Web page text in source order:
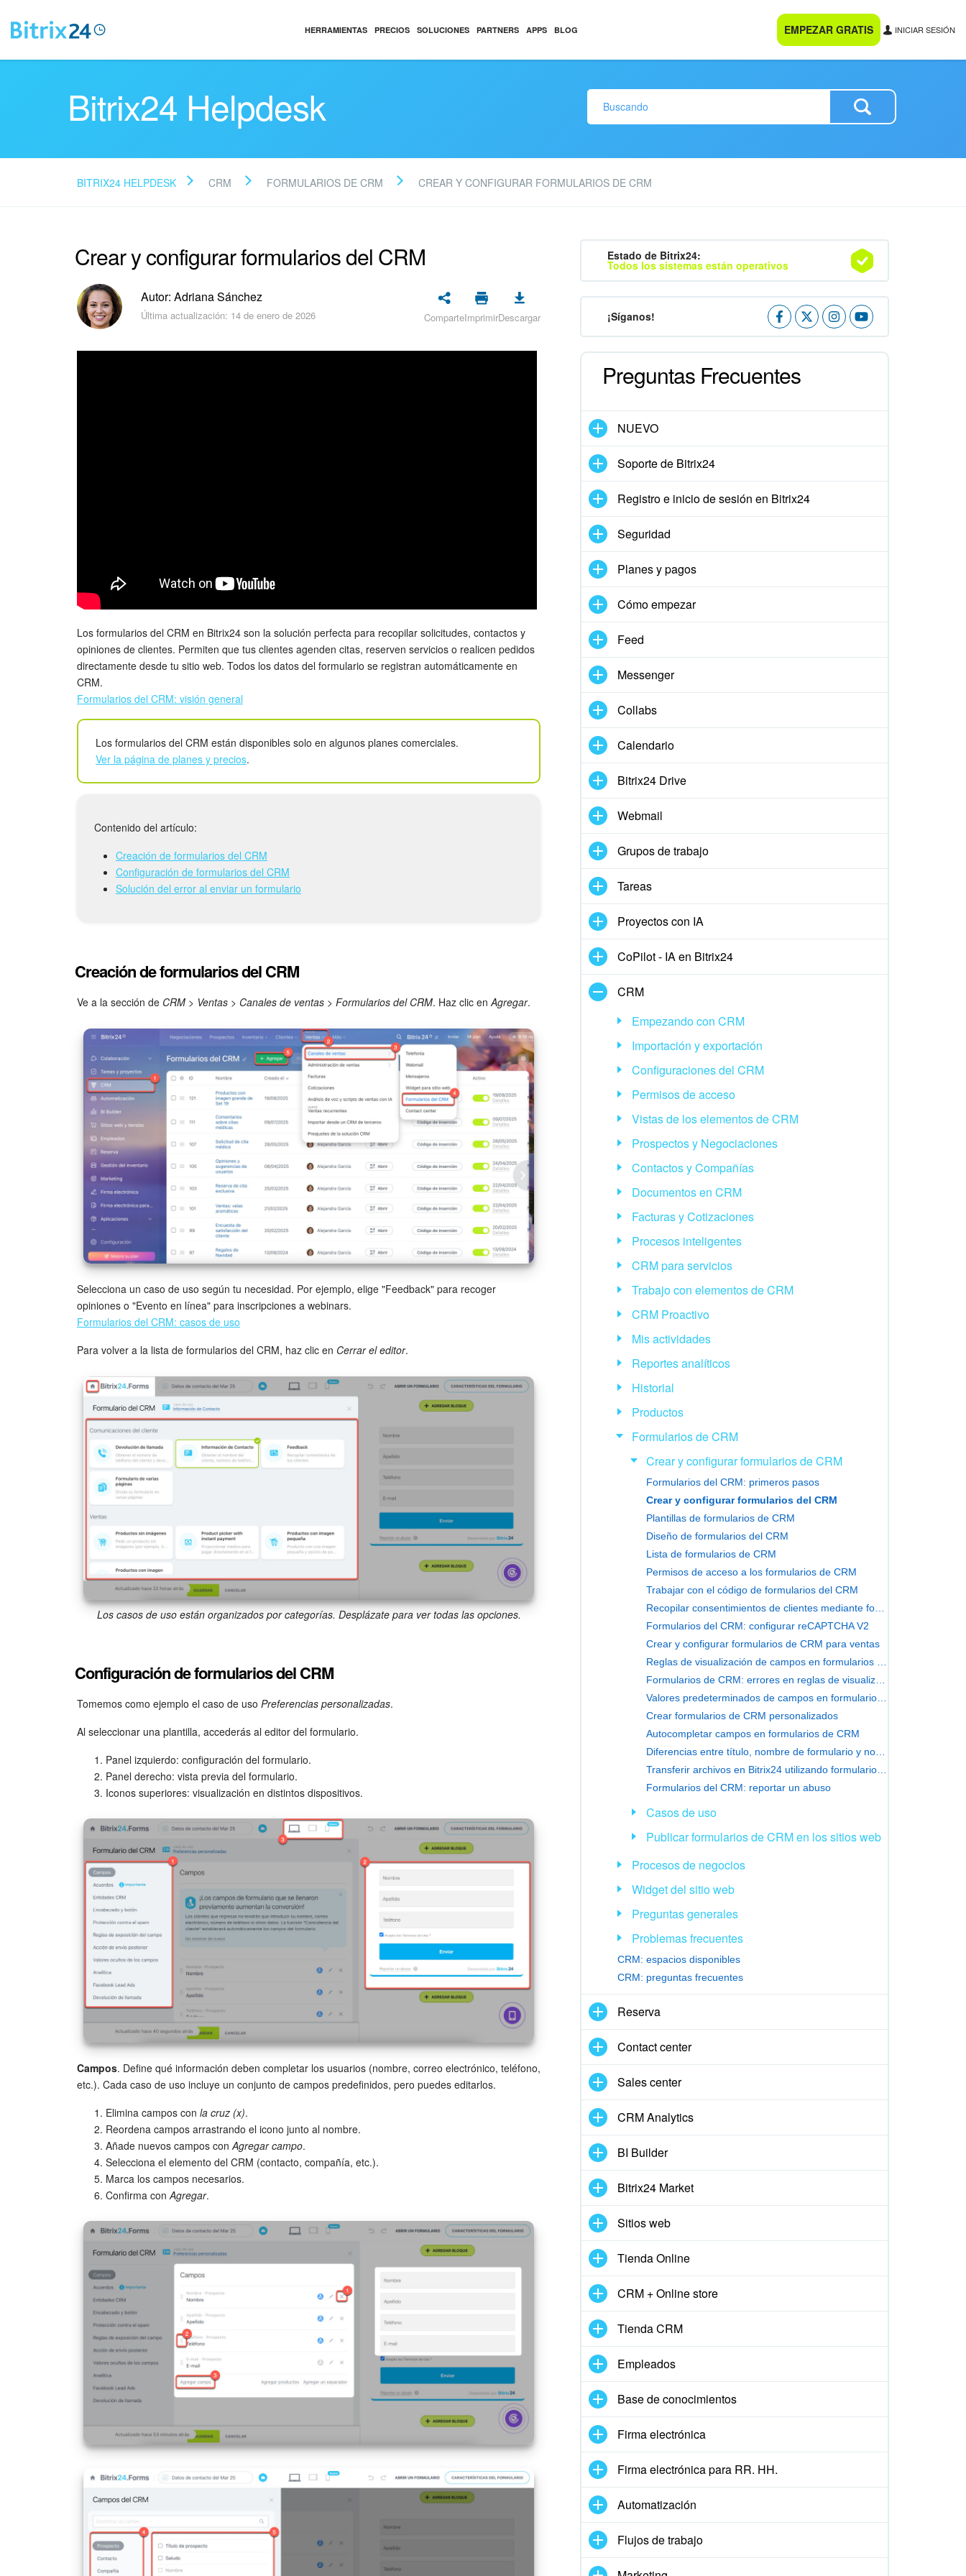
HERRAMIENTAS PRECIOS SOLUCIONES PARTNERS APPS BLOG EMPEZAR GRATIS INICIAR SESIÓN
Bitrix24 Helpdesk
BITRIX24 HELPDESK CRM FORMULARIOS DE CRM CREAR Y CONFIGURAR FORMULARIOS DE CRM
Crear y configurar formularios del CRM
Autor: Adriana Sánchez
Última actualización: 14 de enero de 2026 ComparteImprimirDescargar
Los formularios del CRM en Bitrix24 son la solución perfecta para recopilar solicitudes, contactos y
opiniones de clientes. Permiten que tus clientes agenden citas, reserven servicios o realicen pedidos
directamente desde tu sitio web. Todos los datos del formulario se registran automáticamente en
CRM.
Formularios del CRM: visión general
Los formularios del CRM están disponibles solo en algunos planes comerciales.
Ver la página de planes y precios.
Contenido del artículo:
Creación de formularios del CRM
Configuración de formularios del CRM
Solución del error al enviar un formulario
Creación de formularios del CRM
Ve a la sección de CRM > Ventas > Canales de ventas > Formularios del CRM. Haz clic en Agregar.
Selecciona un caso de uso según tu necesidad. Por ejemplo, elige "Feedback" para recoger
opiniones o "Evento en línea" para inscripciones a webinars.
Formularios del CRM: casos de uso
Para volver a la lista de formularios del CRM, haz clic en Cerrar el editor.
Los casos de uso están organizados por categorías. Desplázate para ver todas las opciones.
Configuración de formularios del CRM
Tomemos como ejemplo el caso de uso Preferencias personalizadas.
Al seleccionar una plantilla, accederás al editor del formulario.
Panel izquierdo: configuración del formulario.
Panel derecho: vista previa del formulario.
Iconos superiores: visualización en distintos dispositivos.
Campos. Define qué información deben completar los usuarios (nombre, correo electrónico, teléfono,
etc.). Cada caso de uso incluye un conjunto de campos predefinidos, pero puedes editarlos.
Elimina campos con la cruz (x).
Reordena campos arrastrando el icono junto al nombre.
Añade nuevos campos conAgregar campo.
Selecciona el elemento del CRM (contacto, compañía, etc.).
Marca los campos necesarios.
Confirma conAgregar.
Estado de Bitrix24:
Todos los sistemas están operativos
¡Síganos!
Preguntas Frecuentes
NUEVO
Soporte de Bitrix24
Registro e inicio de sesión en Bitrix24
Seguridad
Planes y pagos
Cómo empezar
Feed
Messenger
Collabs
Calendario
Bitrix24 Drive
Webmail
Grupos de trabajo
Tareas
Proyectos con IA
CoPilot - IA en Bitrix24
CRM
Empezando con CRM
Importación y exportación
Configuraciones del CRM
Permisos de acceso
Vistas de los elementos de CRM
Prospectos y Negociaciones
Contactos y Compañías
Documentos en CRM
Facturas y Cotizaciones
Procesos inteligentes
CRM para servicios
Trabajo con elementos de CRM
CRM Proactivo
Mis actividades
Reportes analíticos
Historial
Productos
Formularios de CRM
Crear y configurar formularios de CRM
Formularios del CRM: primeros pasos
Crear y configurar formularios del CRM
Plantillas de formularios de CRM
Diseño de formularios del CRM
Lista de formularios de CRM
Permisos de acceso a los formularios de CRM
Trabajar con el código de formularios del CRM
Formularios del CRM: configurar reCAPTCHA V2
Crear y configurar formularios de CRM para ventas
Crear formularios de CRM personalizados
Autocompletar campos en formularios de CRM
Formularios del CRM: reportar un abuso
Casos de uso
Publicar formularios de CRM en los sitios web
Procesos de negocios
Widget del sitio web
Preguntas generales
Problemas frecuentes
CRM: espacios disponibles
CRM: preguntas frecuentes
Reserva
Contact center
Sales center
CRM Analytics
BI Builder
Bitrix24 Market
Sitios web
Tienda Online
CRM + Online store
Tienda CRM
Empleados
Base de conocimientos
Firma electrónica
Firma electrónica para RR. HH.
Automatización
Flujos de trabajo